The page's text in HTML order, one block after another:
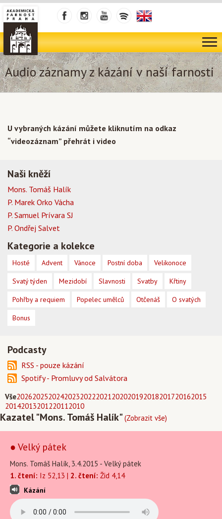
Audio záznamy z kázání v naší farnosti
Vše202620252024202320222021202020192018201720162015
20142013201220112010
Kazatel "Mons. Tomáš Halík"(Zobrazit vše)
● Velký pátek
Mons. Tomáš Halík, 3.4.2015 - Velký pátek
1. čtení: Iz 52,13 | 2. čtení: Žid 4,14
Kázání
U vybraných kázání můžete kliknutím na odkaz
“videozáznam” přehrát i video
Naši kněží
Mons. Tomáš Halík
P. Marek Orko Vácha
P. Samuel Prívara SJ
P. Ondřej Salvet
Kategorie a kolekce
Hosté Advent Vánoce Postní doba Velikonoce
Svatý týden Mezidobí Slavnosti Svatby Křtiny
Pohřby a requiem Popelec umělců Otčenáš O svatých
Bonus
Podcasty
RSS - pouze kázání
Spotify - Promluvy od Salvátora